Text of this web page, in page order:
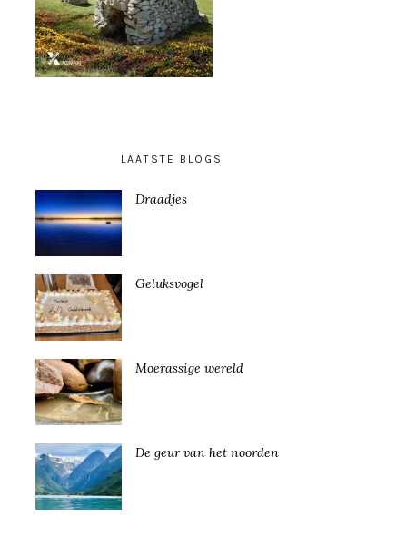
LAATSTE BLOGS
Draadjes
Geluksvogel
Moerassige wereld
De geur van het noorden